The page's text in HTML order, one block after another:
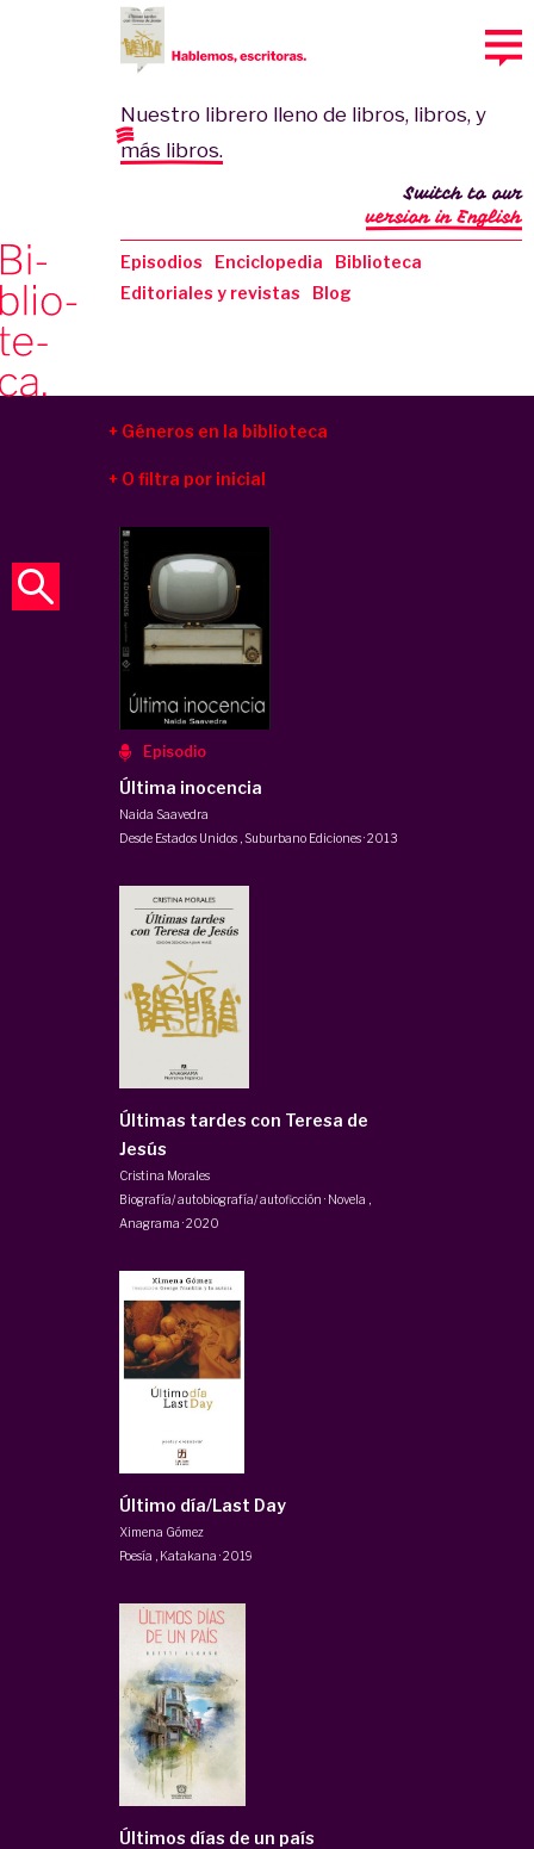
Nuestro librero lleno de libros, libros, y
más libros.
Episodios Enciclopedia
Biblioteca
Editoriales y revistas
Blog
Switch to our
version in English
Géneros en la biblioteca
O filtra por inicial
Episodio
Última inocencia
Naida Saavedra
Desde Estados Unidos, Suburbano Ediciones·2013
Últimas tardes con Teresa de
Jesús
Cristina Morales
Biografía/ autobiografía/ autoficción · Novela
Anagrama ·2020
Último día/Last Day
Ximena Gómez
Poesía
Katakana ·2019
Últimos días de un país